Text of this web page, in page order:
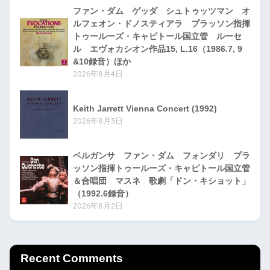
ファン・ダム ゲッダ シュトゥッツマン オ
ルフェオン・ドノスティアラ プラッソン指揮
トゥールーズ・キャピトール国立管 ルーセ
ル エヴォカシオン作品15, L.16（1986.7, 9
&10録音）ほか
2026年8月4日
Keith Jarrett Vienna Concert (1992)
2026年8月3日
ベルガンサ ファン・ダム フォンダリ プラ
ッソン指揮トゥールーズ・キャピトール国立管
＆合唱団 マスネ 歌劇「ドン・キショット」
（1992.6録音）
2026年8月2日
Recent Comments